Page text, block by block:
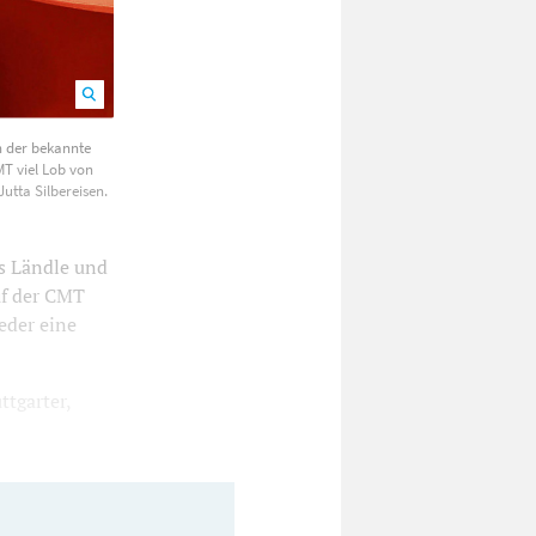
Jutta
der bekannte
viel Lob von
Silbereisen.
Ländle und
der CMT
eine